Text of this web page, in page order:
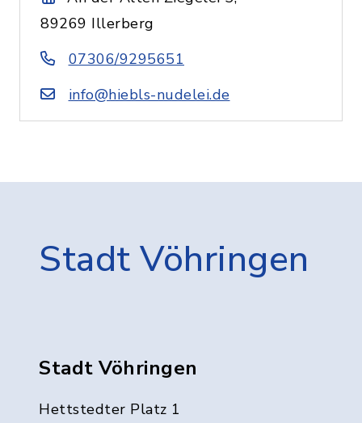
89269 Illerberg
07306/9295651
info@hiebls-nudelei.de
Stadt Vöhringen
Stadt Vöhringen
Hettstedter Platz 1